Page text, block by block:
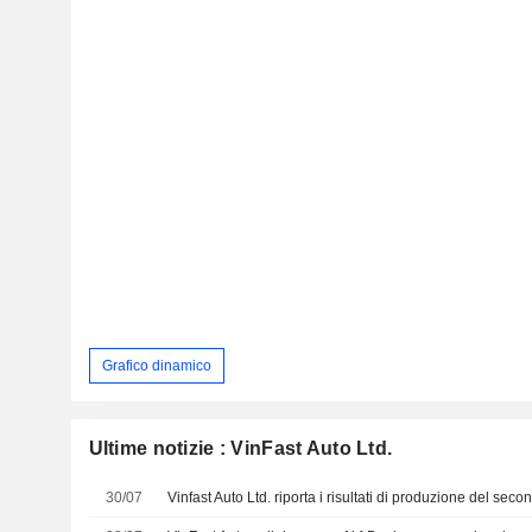
Grafico dinamico
Ultime notizie : VinFast Auto Ltd.
30/07 Vinfast Auto Ltd. riporta i risultati di produzione del